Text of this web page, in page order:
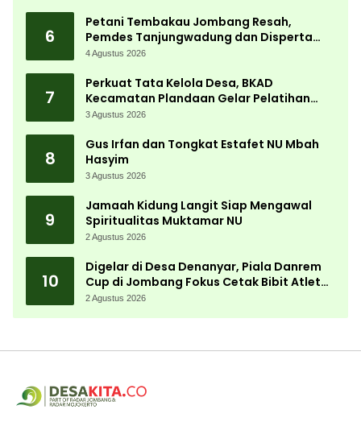
6
Petani Tembakau Jombang Resah,
Pemdes Tanjungwadung dan Disperta
Bergerak Cepat
4 Agustus 2026
7
Perkuat Tata Kelola Desa, BKAD
Kecamatan Plandaan Gelar Pelatihan
Aparatur Pemdes
3 Agustus 2026
8
Gus Irfan dan Tongkat Estafet NU Mbah
Hasyim
3 Agustus 2026
9
Jamaah Kidung Langit Siap Mengawal
Spiritualitas Muktamar NU
2 Agustus 2026
10
Digelar di Desa Denanyar, Piala Danrem
Cup di Jombang Fokus Cetak Bibit Atlet
Menembak Berprestasi
2 Agustus 2026